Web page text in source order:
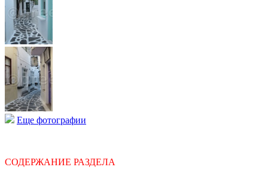
Еще фотографии
СОДЕРЖАНИЕ РАЗДЕЛА